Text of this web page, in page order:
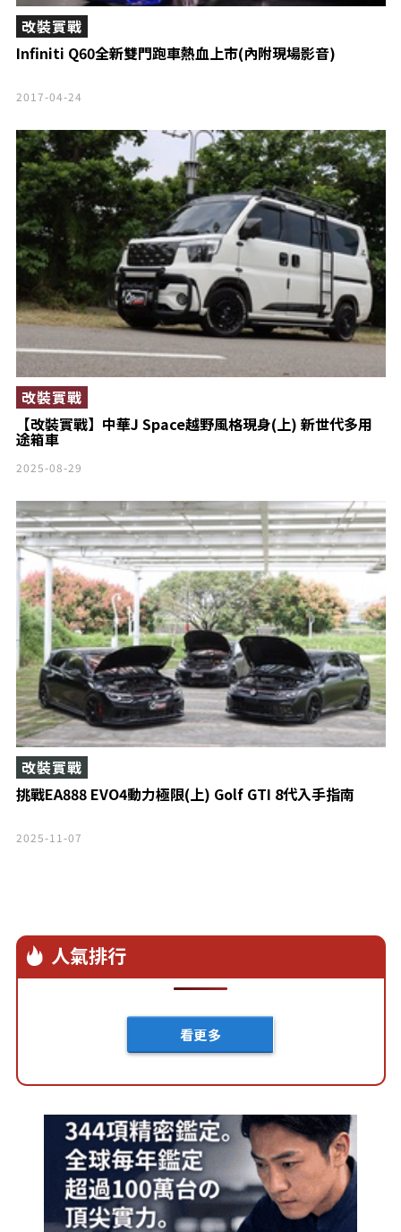
Infiniti Q60全新雙門跑車熱血上市(內附現場影音)
改裝實戰
2017-04-24
【改裝實戰】中華J Space越野風格現身(上) 新世代多用
途箱車
改裝實戰
2025-08-29
挑戰EA888 EVO4動力極限(上) Golf GTI 8代入手指南
改裝實戰
2025-11-07
人氣排行
看更多